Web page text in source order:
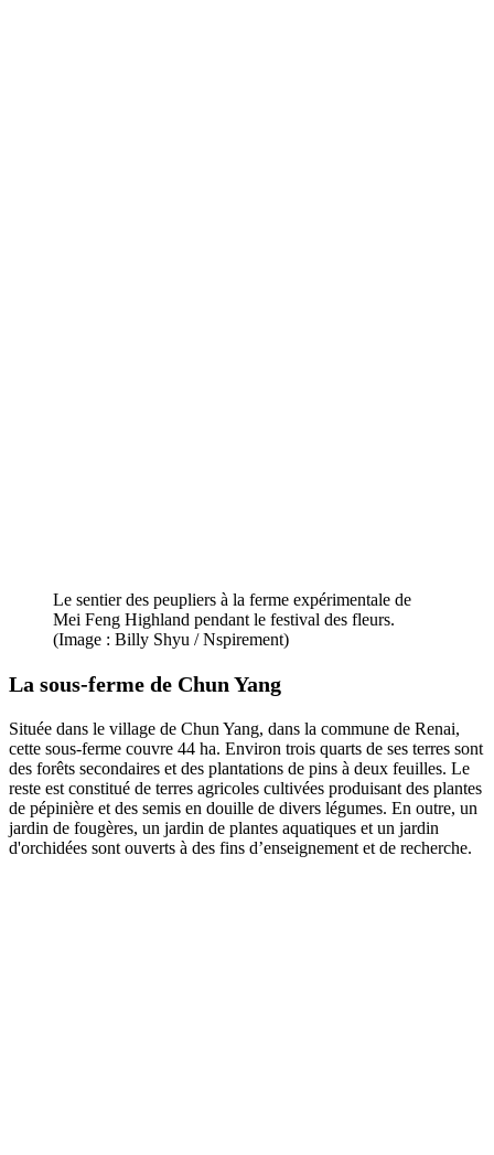
Le sentier des peupliers à la ferme expérimentale de
Mei Feng Highland pendant le festival des fleurs.
(Image : Billy Shyu / Nspirement)
La sous-ferme de Chun Yang
Située dans le village de Chun Yang, dans la commune de Renai,
cette sous-ferme couvre 44 ha. Environ trois quarts de ses terres sont
des forêts secondaires et des plantations de pins à deux feuilles. Le
reste est constitué de terres agricoles cultivées produisant des plantes
de pépinière et des semis en douille de divers légumes. En outre, un
jardin de fougères, un jardin de plantes aquatiques et un jardin
d'orchidées sont ouverts à des fins d’enseignement et de recherche.